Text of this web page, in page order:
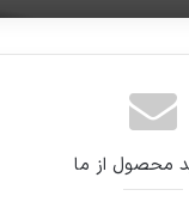
محصول از ما